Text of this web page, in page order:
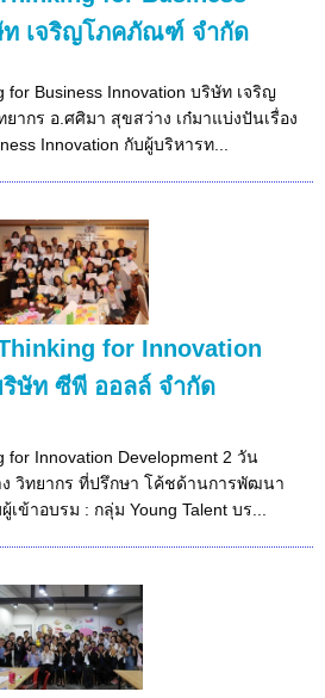
ท เจริญโภคภัณฑ์ จำกัด
for Business Innovation บริษัท เจริญ
ากร อ.ศศิมา สุขสว่าง เก๋มาแบ่งปันเรื่อง
Innovation กับผู้บริหารท...
for Innovation
ษัท ซีพี ออลล์ จำกัด
for Innovation Development 2 วัน
วิทยากร ที่ปรึกษา โค้ชด้านการพัฒนา
ข้าอบรม : กลุ่ม Young Talent บร...